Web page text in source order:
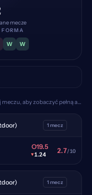
mecze
W W
Dotknij meczu, aby zobaczyć pełną analizę
1 mecz
O19.5
▾1.24 2.7/10
1 mecz